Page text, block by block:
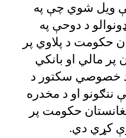
ویل شوي چې په
د دوحې په
حکومت د پلاوي پر
پر مالي او بانکي
د خصوصي سکتور د
ننګونو او د مخدره
حکومت پر
کړي دي.